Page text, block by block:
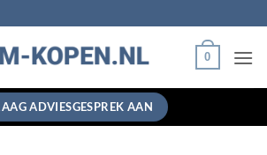
0
ADVIESGESPREK AAN